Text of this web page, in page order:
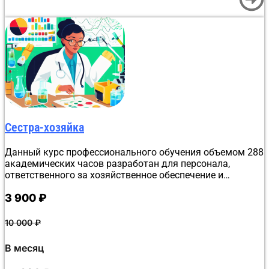
Сестра-хозяйка
Данный курс профессионального обучения объемом 288
академических часов разработан для персонала,
ответственного за хозяйственное обеспечение и
проходит дистанционно в Донецке. Программа детально
режима в ЛПУ, основы эпидемиологии, нормы
Слушатели изучают полный перечень
профессиональных обязанностей сестры-хозяйки.
Итоговая проверка знаний максимально упрощена:
3 900₽
10 000₽
В месяц